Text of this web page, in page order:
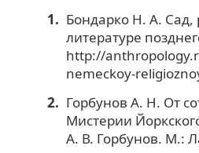
Бондарко Н. А. Сад,
литературе
http://
nemeckoy-
Горбунов А. Н. От
Мистерии
А. В. Горбунов. М.: